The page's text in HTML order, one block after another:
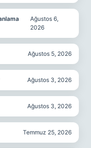
Ağustos 6,
2026
Ağustos 5, 2026
Ağustos 3, 2026
Ağustos 3, 2026
Temmuz 25, 2026